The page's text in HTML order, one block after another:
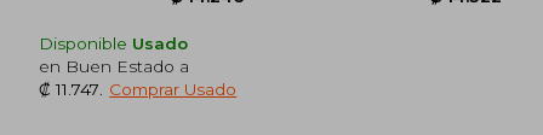
Disponible Usado
en Buen Estado a
₡ 11.747
Comprar Usado